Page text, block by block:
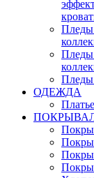
Пледы
Пледы
Пледы
ОДЕЖДА